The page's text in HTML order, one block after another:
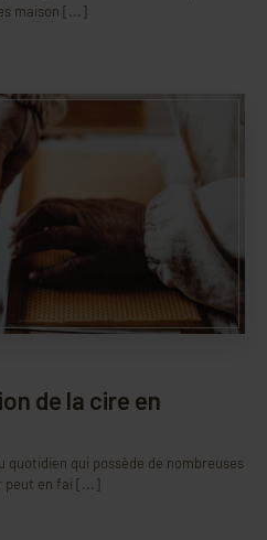
maison [...]
de la cire en
quotidien qui possède de nombreuses
peut en fai [...]